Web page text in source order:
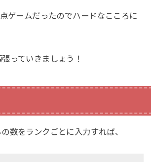
ゲームだったのでハードなこころに
っていきましょう！
数をランクごとに入力すれば、